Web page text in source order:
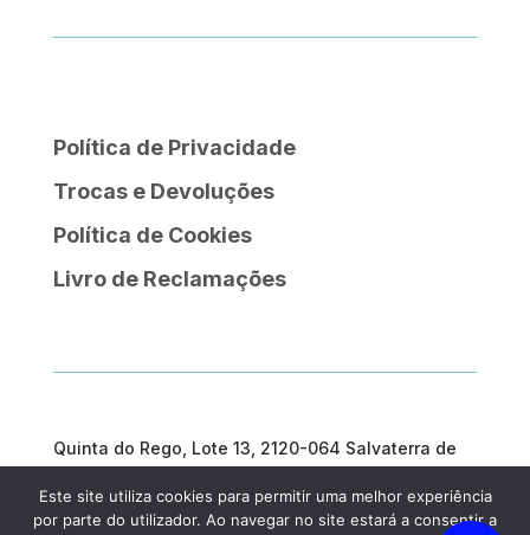
Política de Privacidade
Trocas e Devoluções
Política de Cookies
Livro de Reclamações
Quinta do Rego, Lote 13, 2120-064 Salvaterra de
geral@prosargosteam.com
Este site utiliza cookies para permitir uma melhor experiência
por parte do utilizador. Ao navegar no site estará a consentir a